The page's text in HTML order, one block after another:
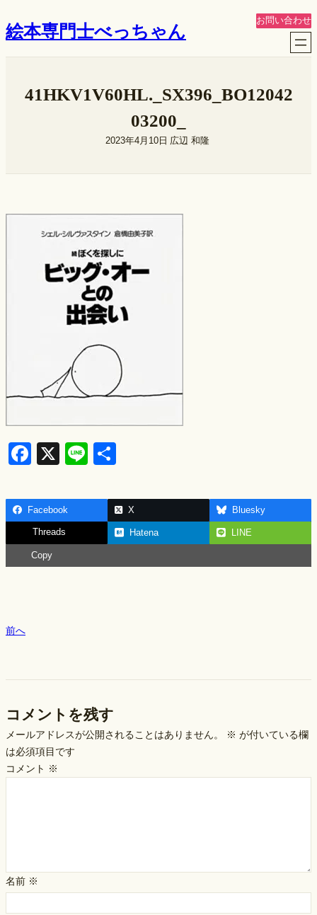
容
絵本専門士べっちゃん
お問い合わせ
41HKV1V60HL._SX396_BO12042
03200_
2023年4月10日 広辺 和隆
F
c
e
b
o
X
Li
e
ar
e
Facebook X Bluesky
Threads Hatena LINE
Copy
前へ
コメントを残す
メールアドレスが公開されることはありません。 ※ が付いている欄
は必須項目です
コメント ※
名前 ※